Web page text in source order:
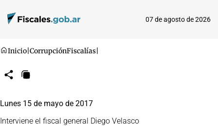
07 de agosto de 2026
Inicio CorrupciónFiscalías
CompartirCopiar
Lunes 15 de mayo de 2017
Interviene el fiscal general Diego Velasco